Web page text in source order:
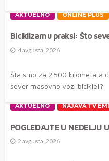
AKTUELNO ONLINE PLUS
Biciklizam u praksi: Što
4 avgusta, 2026
Šta smo za 2.500 kilometara
sever masovno vozi
AKTUELNO NAJAVA TV
POGLEDAJTE U NEDELJU
2 avgusta, 2026